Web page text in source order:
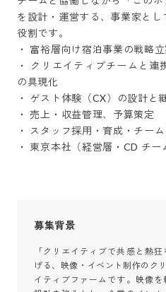
を設計・運営する、事業家とし
役割です。
・ 富裕層向け宿泊事業の戦略
・ クリエイティブチームと連
の具現化
・ ゲスト体験（CX）の設計と
・ 売上・収益管理、予算策定
・ スタッフ採用・育成・チー
・ 東京本社（経営層・CD チ
募集背景
「クリエイティブで共感と熱
げる、映像・イベント制作のク
イティブファームです。映像